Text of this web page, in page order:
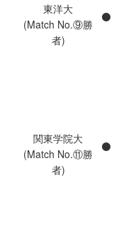
東洋大
(Match No.⑨勝
者)
関東学院大
(Match No.⑪勝
者)